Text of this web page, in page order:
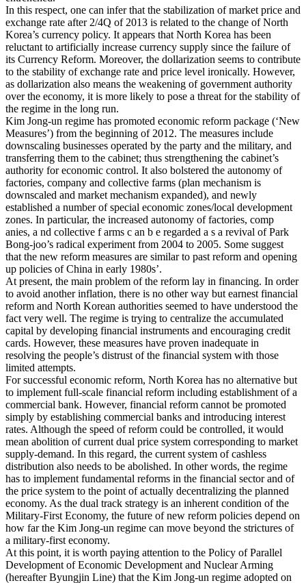
In this respect, one can infer that the stabilization of market price and
exchange rate after 2/4Q of 2013 is related to the change of North
Korea’s currency policy. It appears that North Korea has been
reluctant to artificially increase currency supply since the failure of
its Currency Reform. Moreover, the dollarization seems to contribute
to the stability of exchange rate and price level ironically. However,
as dollarization also means the weakening of government authority
over the economy, it is more likely to pose a threat for the stability of
the regime in the long run.
Kim Jong-un regime has promoted economic reform package (‘New
Measures’) from the beginning of 2012. The measures include
downscaling businesses operated by the party and the military, and
transferring them to the cabinet; thus strengthening the cabinet’s
authority for economic control. It also bolstered the autonomy of
factories, company and collective farms (plan mechanism is
downscaled and market mechanism expanded), and newly
established a number of special economic zones/local development
zones. In particular, the increased autonomy of factories, comp
anies, a nd collective f arms c an b e regarded a s a revival of Park
Bong-joo’s radical experiment from 2004 to 2005. Some suggest
that the new reform measures are similar to past reform and opening
up policies of China in early 1980s’.
At present, the main problem of the reform lay in financing. In order
to avoid another inflation, there is no other way but earnest financial
reform and North Korean authorities seemed to have understood the
fact very well. The regime is trying to centralize the accumulated
capital by developing financial instruments and encouraging credit
cards. However, these measures have proven inadequate in
resolving the people’s distrust of the financial system with those
limited attempts.
For successful economic reform, North Korea has no alternative but
to implement full-scale financial reform including establishment of a
commercial bank. However, financial reform cannot be promoted
simply by establishing commercial banks and introducing interest
rates. Although the speed of reform could be controlled, it would
mean abolition of current dual price system corresponding to market
supply-demand. In this regard, the current system of cashless
distribution also needs to be abolished. In other words, the regime
has to implement fundamental reforms in the financial sector and of
the price system to the point of actually decentralizing the planned
economy. As the dual track strategy is an inherent condition of the
Military-First Economy, the future of new reform policies depend on
how far the Kim Jong-un regime can move beyond the strictures of
a military-first economy.
At this point, it is worth paying attention to the Policy of Parallel
Development of Economic Development and Nuclear Arming
(hereafter Byungjin Line) that the Kim Jong-un regime adopted on